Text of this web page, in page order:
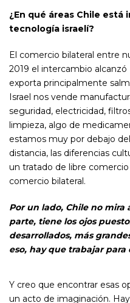
¿En qué áreas Chile está
tecnología israelí?
El comercio bilateral entre
2019 el intercambio alcanzó
exporta principalmente
Israel nos vende
seguridad, electricidad,
limpieza, algo de
estamos muy por debajo
distancia, las diferencias
un tratado de libre
comercio bilateral.
Por un lado, Chile no mira
parte, tiene los ojos
desarrollados, más
eso, hay que trabajar
Y creo que encontrar esas
un acto de imaginación.